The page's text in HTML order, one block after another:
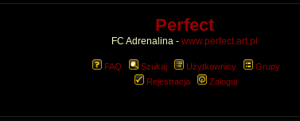
Perfect
FC Adrenalina - www.perfect.art.pl
FAQ Szukaj Użytkownicy
Grupy
Rejestracja
Zaloguj